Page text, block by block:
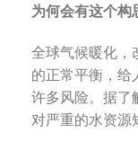
为何会有这个构
全球气候暖化，
的正常平衡，给
许多风险。据了
对严重的水资源